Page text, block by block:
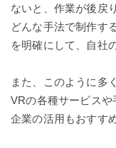
ないと、作業が後戻
どんな手法で制作す
を明確にして、自社
また、このように多
VRの各種サービス
企業の活用もおすす